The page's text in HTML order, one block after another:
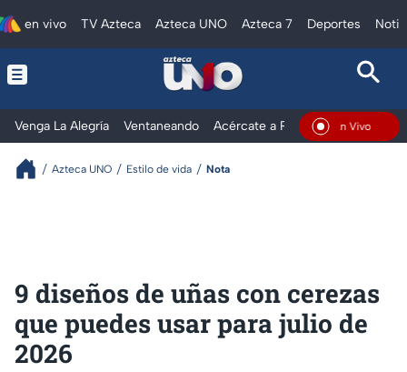
en vivo TV Azteca Azteca UNO Azteca 7 Deportes
Venga La Alegría Ventaneando Acércate a Rocío Al Extremo
En Vivo
Azteca UNO Estilo de vida Nota
9 diseños de uñas con cerezas
que puedes usar para julio de
2026